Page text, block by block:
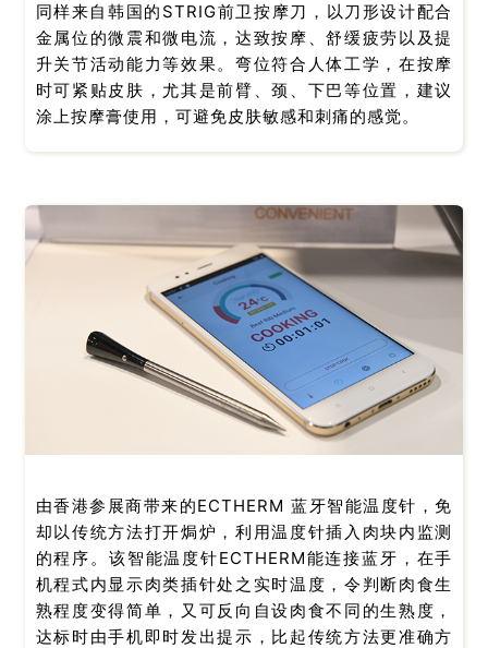
同样来自韩国的STRIG前卫按摩刀，以刀形设计配合
金属位的微震和微电流，达致按摩、舒缓疲劳以及提
升关节活动能力等效果。弯位符合人体工学，在按摩
时可紧贴皮肤，尤其是前臂、颈、下巴等位置，建议
涂上按摩膏使用，可避免皮肤敏感和刺痛的感觉。
由香港参展商带来的ECTHERM 蓝牙智能温度针，免
却以传统方法打开焗炉，利用温度针插入肉块内监测
的程序。该智能温度针ECTHERM能连接蓝牙，在手
机程式内显示肉类插针处之实时温度，令判断肉食生
熟程度变得简单，又可反向自设肉食不同的生熟度，
达标时由手机即时发出提示，比起传统方法更准确方